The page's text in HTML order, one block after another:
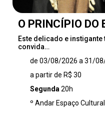
O PRINCÍPIO DO
Este delicado e instigante
convida…
público a mergulhar em
poética na qual o silêncio
qualquer palavra. Em
manipula objetos, cria
de 03/08/2026 a 31/
a partir de R$ 30
Segunda 20h
º Andar Espaço Cultural